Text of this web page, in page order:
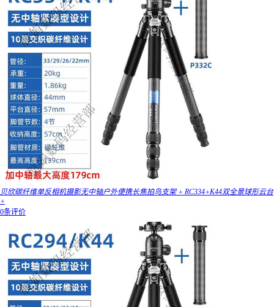
贝欣碳纤维单反相机摄影无中轴户外便携长焦拍鸟支架 + RC334+K44双全景球形云台
+
0条评价